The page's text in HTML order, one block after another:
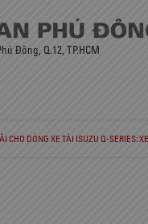
Đông, Q.12, TP.HCM
CHO DÒNG XE TẢI ISUZU Q-SERIES: